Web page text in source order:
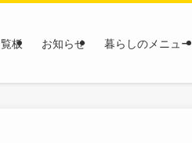
板 お知らせ 暮らしのメニュー